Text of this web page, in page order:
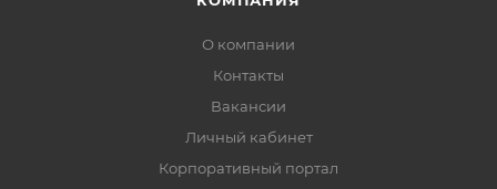
О компании
Контакты
Вакансии
Личный кабинет
Корпоративный портал